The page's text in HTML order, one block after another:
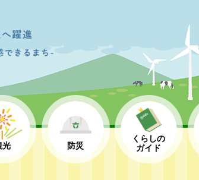
光 防災
くらしの
ガイド